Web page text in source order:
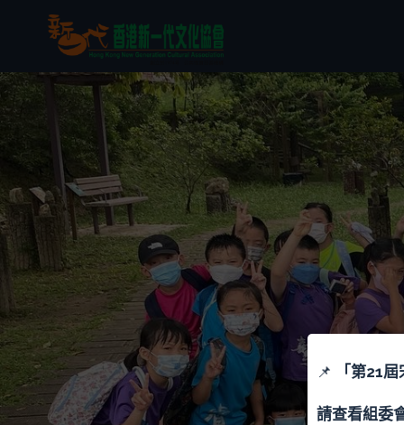
📌 「 第21屆
請查看組委